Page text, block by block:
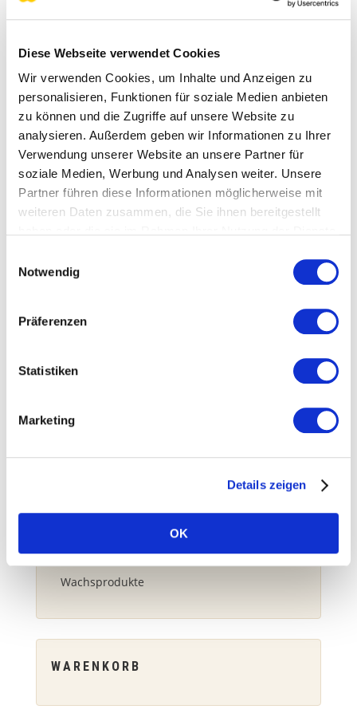
Diese Webseite verwendet Cookies
Wir verwenden Cookies, um Inhalte und Anzeigen zu
personalisieren, Funktionen für soziale Medien anbieten
zu können und die Zugriffe auf unsere Website zu
analysieren. Außerdem geben wir Informationen zu Ihrer
Verwendung unserer Website an unsere Partner für
soziale Medien, Werbung und Analysen weiter. Unsere
Partner führen diese Informationen möglicherweise mit
weiteren Daten zusammen, die Sie ihnen bereitgestellt
Cookies, wenn Sie unsere Webseite weiterhin nutzen.
Notwendig
Präferenzen
Statistiken
Marketing
Details zeigen
OK
PRODUKT KATEGORIEN
Api Zentrum Ruhr Webinare deutsch
Api Zentrum Ruhr Webinars english
Bücher
Cremes & Salben
Unkategorisiert
Wachsprodukte
WARENKORB